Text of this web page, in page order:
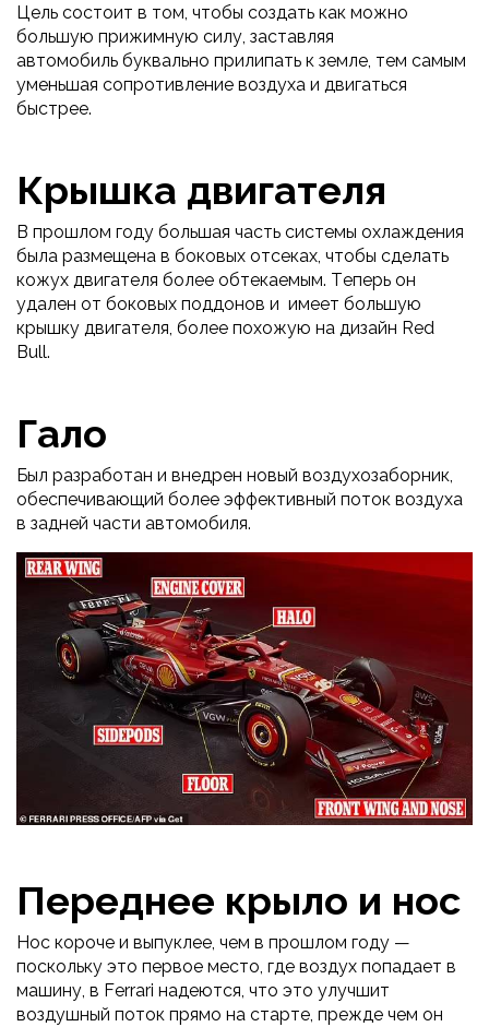
Цель состоит в том, чтобы создать как можно
большую прижимную силу, заставляя
автомобиль буквально прилипать к земле, тем самым
уменьшая сопротивление воздуха и двигаться
быстрее.
Крышка двигателя
В прошлом году большая часть системы охлаждения
была размещена в боковых отсеках, чтобы сделать
кожух двигателя более обтекаемым. Теперь он
удален от боковых поддонов и имеет большую
крышку двигателя, более похожую на дизайн Red
Bull.
Гало
Был разработан и внедрен новый воздухозаборник,
обеспечивающий более эффективный поток воздуха
в задней части автомобиля.
Переднее крыло и нос
Нос короче и выпуклее, чем в прошлом году —
поскольку это первое место, где воздух попадает в
машину, в Ferrari надеются, что это улучшит
воздушный поток прямо на старте, прежде чем он